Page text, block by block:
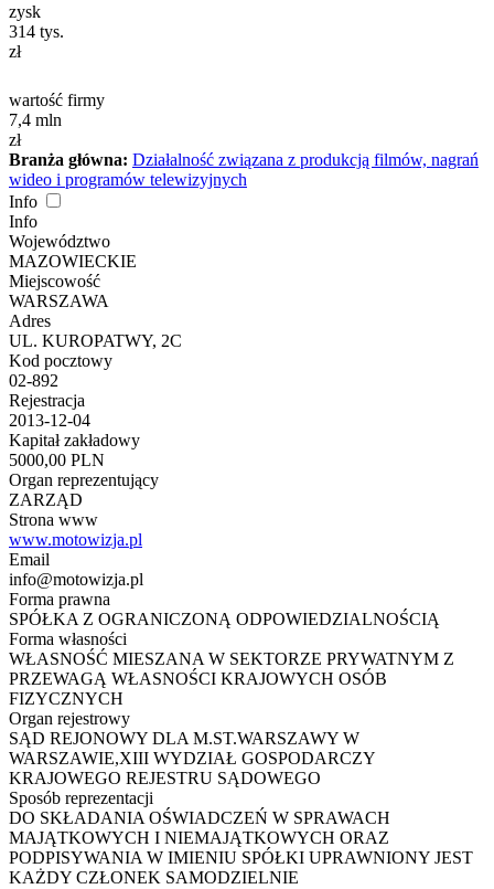
zysk
314 tys.
zł
wartość firmy
7,4 mln
zł
Branża główna: Działalność związana z produkcją filmów, nagrań
wideo i programów telewizyjnych
Info
Info
Województwo
MAZOWIECKIE
Miejscowość
WARSZAWA
Adres
UL. KUROPATWY, 2C
Kod pocztowy
02-892
Rejestracja
2013-12-04
Kapitał zakładowy
5000,00 PLN
Organ reprezentujący
ZARZĄD
Strona www
www.motowizja.pl
Email
info@motowizja.pl
Forma prawna
SPÓŁKA Z OGRANICZONĄ ODPOWIEDZIALNOŚCIĄ
Forma własności
WŁASNOŚĆ MIESZANA W SEKTORZE PRYWATNYM Z
PRZEWAGĄ WŁASNOŚCI KRAJOWYCH OSÓB
FIZYCZNYCH
Organ rejestrowy
SĄD REJONOWY DLA M.ST.WARSZAWY W
WARSZAWIE,XIII WYDZIAŁ GOSPODARCZY
KRAJOWEGO REJESTRU SĄDOWEGO
Sposób reprezentacji
DO SKŁADANIA OŚWIADCZEŃ W SPRAWACH
MAJĄTKOWYCH I NIEMAJĄTKOWYCH ORAZ
PODPISYWANIA W IMIENIU SPÓŁKI UPRAWNIONY JEST
KAŻDY CZŁONEK SAMODZIELNIE